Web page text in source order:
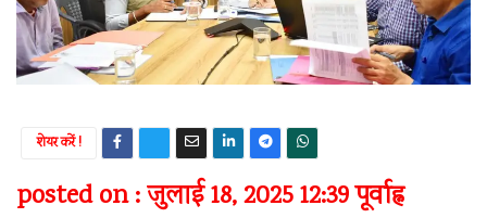
शेयर करें !
posted on : जुलाई 18, 2025 12:39 पूर्वाह्न